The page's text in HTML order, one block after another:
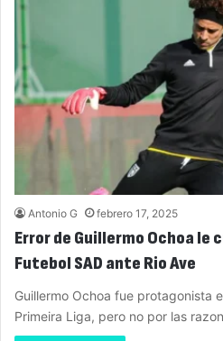
Antonio G febrero 17, 2025
Error de Guillermo Ochoa le
Futebol SAD ante Rio Ave
Guillermo Ochoa fue protagonista
Primeira Liga, pero no por las